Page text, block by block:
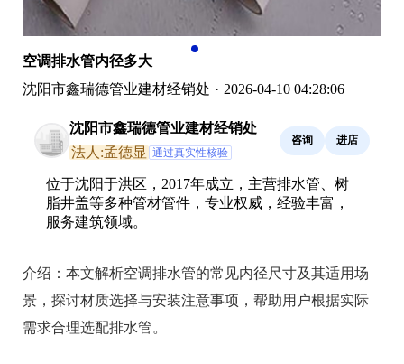
空调排水管内径多大
沈阳市鑫瑞德管业建材经销处 · 2026-04-10 04:28:06
沈阳市鑫瑞德管业建材经销处
法人:孟德显 通过真实性核验
咨询 进店
位于沈阳于洪区，2017年成立，主营排水管、树
脂井盖等多种管材管件，专业权威，经验丰富，
服务建筑领域。
介绍： 本文解析空调排水管的常见内径尺寸及其适用场
景，探讨材质选择与安装注意事项，帮助用户根据实际
需求合理选配排水管。